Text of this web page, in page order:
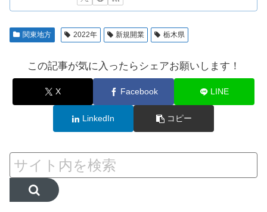
関東地方 2022年 新規開業 栃木県
この記事が気に入ったらシェアお願いします！
X Facebook LINE
LinkedIn コピー